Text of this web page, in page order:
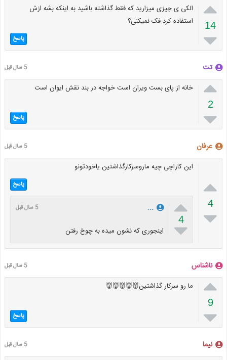

14

الکی ی چیزی میزارید که فقط گذاشته باشید به اینکه بشه ازش
استفاده کرد فک نمیکنی؟
پاسخ
تت 5 سال قبل

2

خانه از پای بست ویران است خواجه در بند نقش ایوان است
پاسخ
عرفان 5 سال قبل

4

این کاراچی چیه ماروسرکارگذاشتین یاخودتونو
پاسخ

4

... 5 سال قبل
اینجوری که نشون میده به چوخ رفتن
ناشناس 5 سال قبل

9

ما رو سرکار گذاشتین👹👹👹👹👹
پاسخ
نیما 5 سال قبل